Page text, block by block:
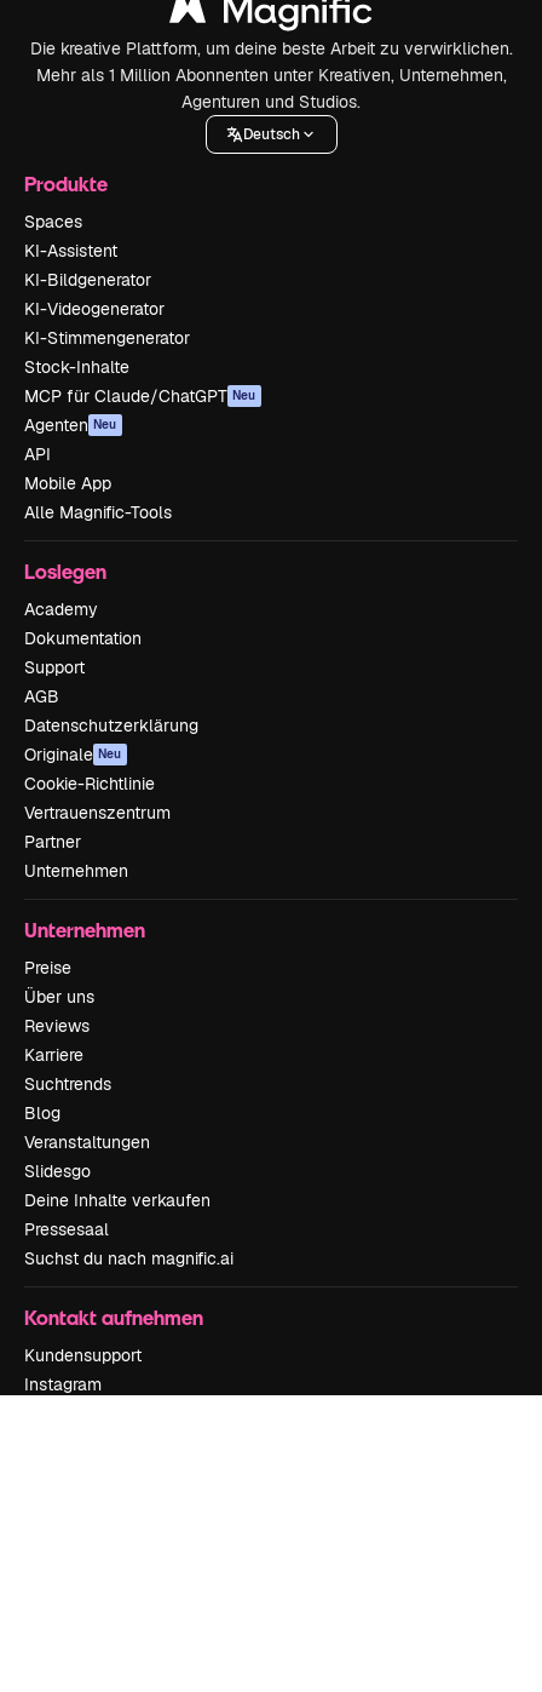
Die kreative Plattform, um deine beste Arbeit zu verwirklichen.
Mehr als 1 Million Abonnenten unter Kreativen, Unternehmen,
Agenturen und Studios.
Deutsch
Produkte
Spaces
KI-Assistent
KI-Bildgenerator
KI-Videogenerator
KI-Stimmengenerator
Stock-Inhalte
MCP für Claude/ChatGPT Neu
Agenten Neu
API
Mobile App
Alle Magnific-Tools
Loslegen
Academy
Dokumentation
Support
AGB
Datenschutzerklärung
Originale Neu
Cookie-Richtlinie
Vertrauenszentrum
Partner
Unternehmen
Unternehmen
Preise
Über uns
Reviews
Karriere
Suchtrends
Blog
Veranstaltungen
Slidesgo
Deine Inhalte verkaufen
Pressesaal
Suchst du nach magnific.ai
Kontakt aufnehmen
Kundensupport
Instagram